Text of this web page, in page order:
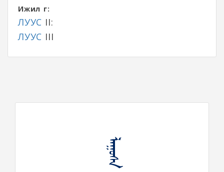
Ижил үг:
ЛУУС II:
ЛУУС III
ᠯᠠᠭᠤᠰᠠ